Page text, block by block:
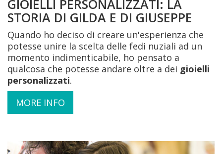
GIOIELLI PERSONALIZZATI: LA
STORIA DI GILDA E DI GIUSEPPE
Quando ho deciso di creare un'esperienza che
potesse unire la scelta delle fedi nuziali ad un
momento indimenticabile, ho pensato a
qualcosa che potesse andare oltre a dei gioielli
personalizzati.
MORE INFO